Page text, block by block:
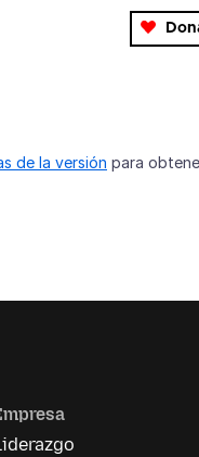
de la versión para